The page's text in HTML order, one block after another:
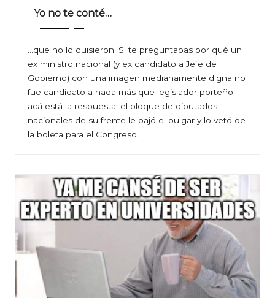
Yo no te conté…
…que no lo quisieron. Si te preguntabas por qué un
ex ministro nacional (y ex candidato a Jefe de
Gobierno) con una imagen medianamente digna no
fue candidato a nada más que legislador porteño
acá está la respuesta: el bloque de diputados
nacionales de su frente le bajó el pulgar y lo vetó de
la boleta para el Congreso.